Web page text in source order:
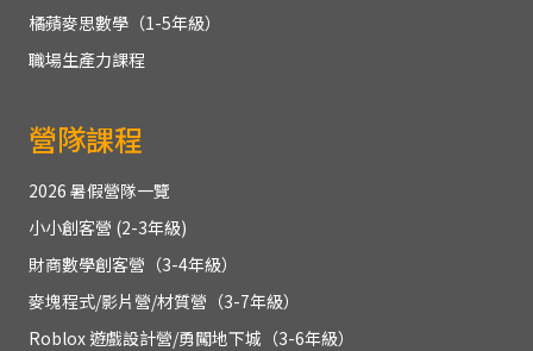
橘蘋麥思數學（1-5年級）
職場生產力課程
營隊課程
2026 暑假營隊一覽
小小創客營 (2-3年級)
財商數學創客營（3-4年級）
麥塊程式/影片營/材質營（3-7年級）
Roblox 遊戲設計營/勇闖地下城（3-6年級）